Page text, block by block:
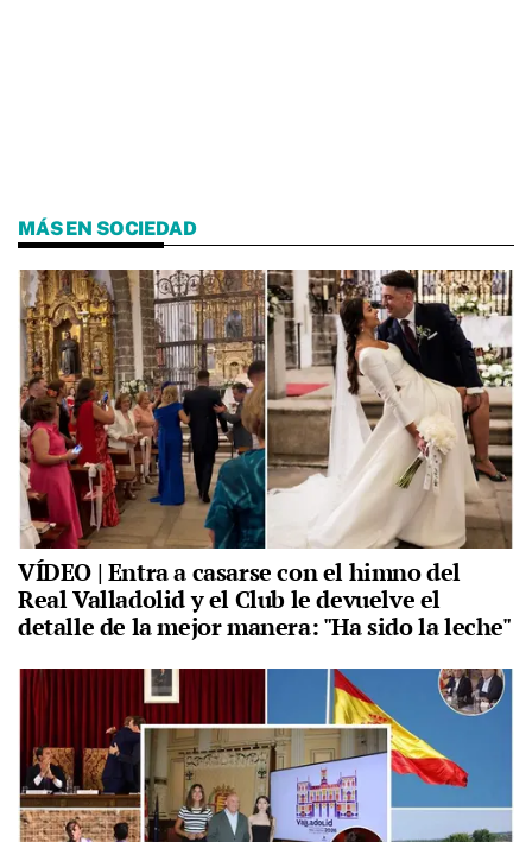
MÁS EN SOCIEDAD
VÍDEO | Entra a casarse con el himno del
Real Valladolid y el Club le devuelve el
detalle de la mejor manera: "Ha sido la leche"